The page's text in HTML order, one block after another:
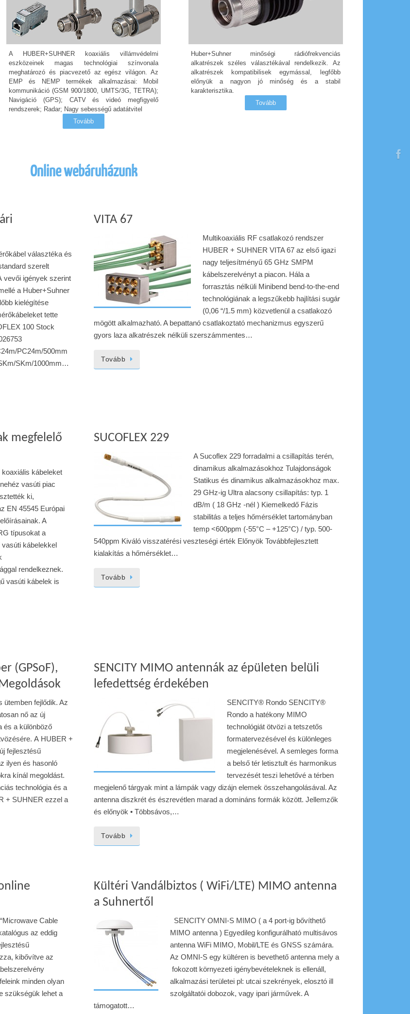
A HUBER+SUHNER koaxiális villámvédelmi
eszközeinek magas technológiai színvonala
meghatározó és piacvezető az egész világon. Az
EMP és NEMP termékek alkalmazásai: Mobil
kommunikáció (GSM 900/1800, UMTS/3G, TETRA);
Navigáció (GPS); CATV és videó megfigyelő
rendszerek; Radar; Nagy sebességű adatátvitel
Tovább
Huber+Suhner minőségi rádiófrekvenciás
alkatrészek széles választékával rendelkezik. Az
alkatrészek kompatibilisek egymással, legfőbb
előnyük a nagyon jó minőség és a stabil
karakterisztika.
Tovább
Online webáruházunk
választéka és
szerelt
vevői igények szerint
a Huber+Suhner
kielégítése
tette
100 Stock
PC24m/500mm
SKm/1000mm…
VITA 67
Multikoaxiális RF csatlakozó rendszer
HUBER + SUHNER VITA 67 az első igazi
nagy teljesítményű 65 GHz SMPM
kábelszerelvényt a piacon. Hála a
forrasztás nélküli Minibend bend-to-the-end
technológiának a legszűkebb hajlítási sugár
(0,06 “/1.5 mm) közvetlenül a csatlakozó
mögött alkalmazható. A bepattanó csatlakoztató mechanizmus egyszerű
gyors laza alkatrészek nélküli szerszámmentes…
Tovább
megfelelő
kábeleket
vasúti piac
ki,
EN 45545 Európai
A
típusokat a
kábelekkel
rendelkeznek.
vasúti kábelek is
SUCOFLEX 229
A Sucoflex 229 forradalmi a csillapítás terén,
dinamikus alkalmazásokhoz Tulajdonságok
Statikus és dinamikus alkalmazásokhoz max.
29 GHz-ig Ultra alacsony csillapítás: typ. 1
dB/m ( 18 GHz -nél ) Kiemelkedő Fázis
stabilitás a teljes hőmérséklet tartományban
temp <600ppm (-55°C – +125°C) / typ. 500-
540ppm Kiváló visszatérési veszteségi érték Előnyök Továbbfejlesztett
kialakítás a hőmérséklet…
Tovább
(GPSoF),
ütemben fejlődik. Az
nő az új
és a különböző
A HUBER +
fejlesztésű
ilyen és hasonló
kínál megoldást.
technológia és a
+ SUHNER ezzel a
SENCITY MIMO antennák az épületen belüli
lefedettség érdekében
SENCITY® Rondo SENCITY®
Rondo a hatékony MIMO
technológiát ötvözi a tetszetős
formatervezésével és különleges
megjelenésével. A semleges forma
a belső tér letisztult és harmonikus
tervezését teszi lehetővé a térben
megjelenő tárgyak mint a lámpák vagy dizájn elemek összehangolásával. Az
antenna diszkrét és észrevétlen marad a domináns formák között. Jellemzők
és előnyök • Többsávos,…
Tovább
Cable
az eddig
kibővítve az
minden olyan
szükségük lehet a
Kültéri Vandálbiztos ( WiFi/LTE) MIMO antenna
a Suhnertől
SENCITY OMNI-S MIMO ( a 4 port-ig bővíthető
MIMO antenna ) Egyedileg konfigurálható multisávos
antenna WiFi MIMO, Mobil/LTE és GNSS számára.
Az OMNI-S egy kültéren is bevethető antenna mely a
fokozott környezeti igénybevételeknek is ellenáll,
alkalmazási területei pl: utcai szekrények, elosztó ill
szolgáltatói dobozok, vagy ipari járművek. A
támogatott…